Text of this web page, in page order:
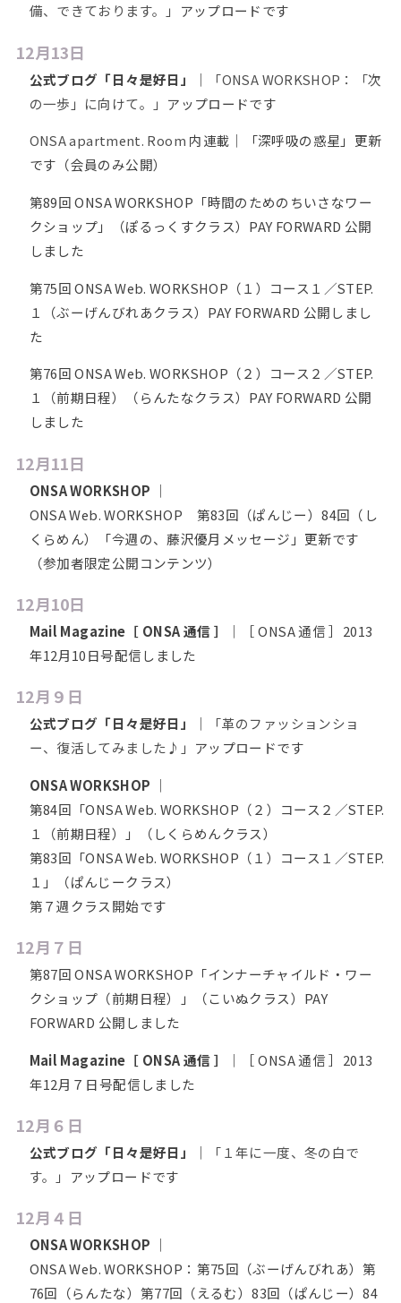
備、できております。」
アップロードです
12月13日
公式ブログ「日々是好日」 ｜
「ONSA WORKSHOP：「次
の一歩」に向けて。」 アップロードです
ONSA apartment. Room 内連載｜「深呼吸の惑星」更新
です（会員のみ公開）
第89回 ONSA WORKSHOP「時間のためのちいさなワー
クショップ」（ぽるっくすクラス）PAY FORWARD 公開
しました
第75回 ONSA Web. WORKSHOP（１）コース１／STEP.
１（ぶーげんびれあクラス）PAY FORWARD 公開しまし
た
第76回 ONSA Web. WORKSHOP（２）コース２／STEP.
１（前期日程）（らんたなクラス）PAY FORWARD 公開
しました
12月11日
ONSA WORKSHOP ｜
ONSA Web. WORKSHOP 第83回（ぱんじー）84回（し
くらめん）「今週の、藤沢優月メッセージ」更新です
（参加者限定公開コンテンツ）
12月10日
Mail Magazine［ ONSA 通信 ］
｜［ ONSA 通信 ］2013
年12月10日号配信しました
12月９日
公式ブログ「日々是好日」 ｜
「革のファッションショ
ー、復活してみました♪」 アップロードです
ONSA WORKSHOP ｜
第84回「ONSA Web. WORKSHOP（２）コース２／STEP.
１（前期日程）」（しくらめんクラス）
第83回「ONSA Web. WORKSHOP（１）コース１／STEP.
１」（ぱんじークラス）
第７週クラス開始です
12月７日
第87回 ONSA WORKSHOP「インナーチャイルド・ワー
クショップ（前期日程）」（こいぬクラス）PAY
FORWARD 公開しました
Mail Magazine［ ONSA 通信 ］
｜［ ONSA 通信 ］2013
年12月７日号配信しました
12月６日
公式ブログ「日々是好日」 ｜
「１年に一度、冬の白で
す。」
アップロードです
12月４日
ONSA WORKSHOP ｜
ONSA Web. WORKSHOP：第75回（ぶーげんびれあ）第
76回（らんたな）第77回（えるむ）83回（ぱんじー）84